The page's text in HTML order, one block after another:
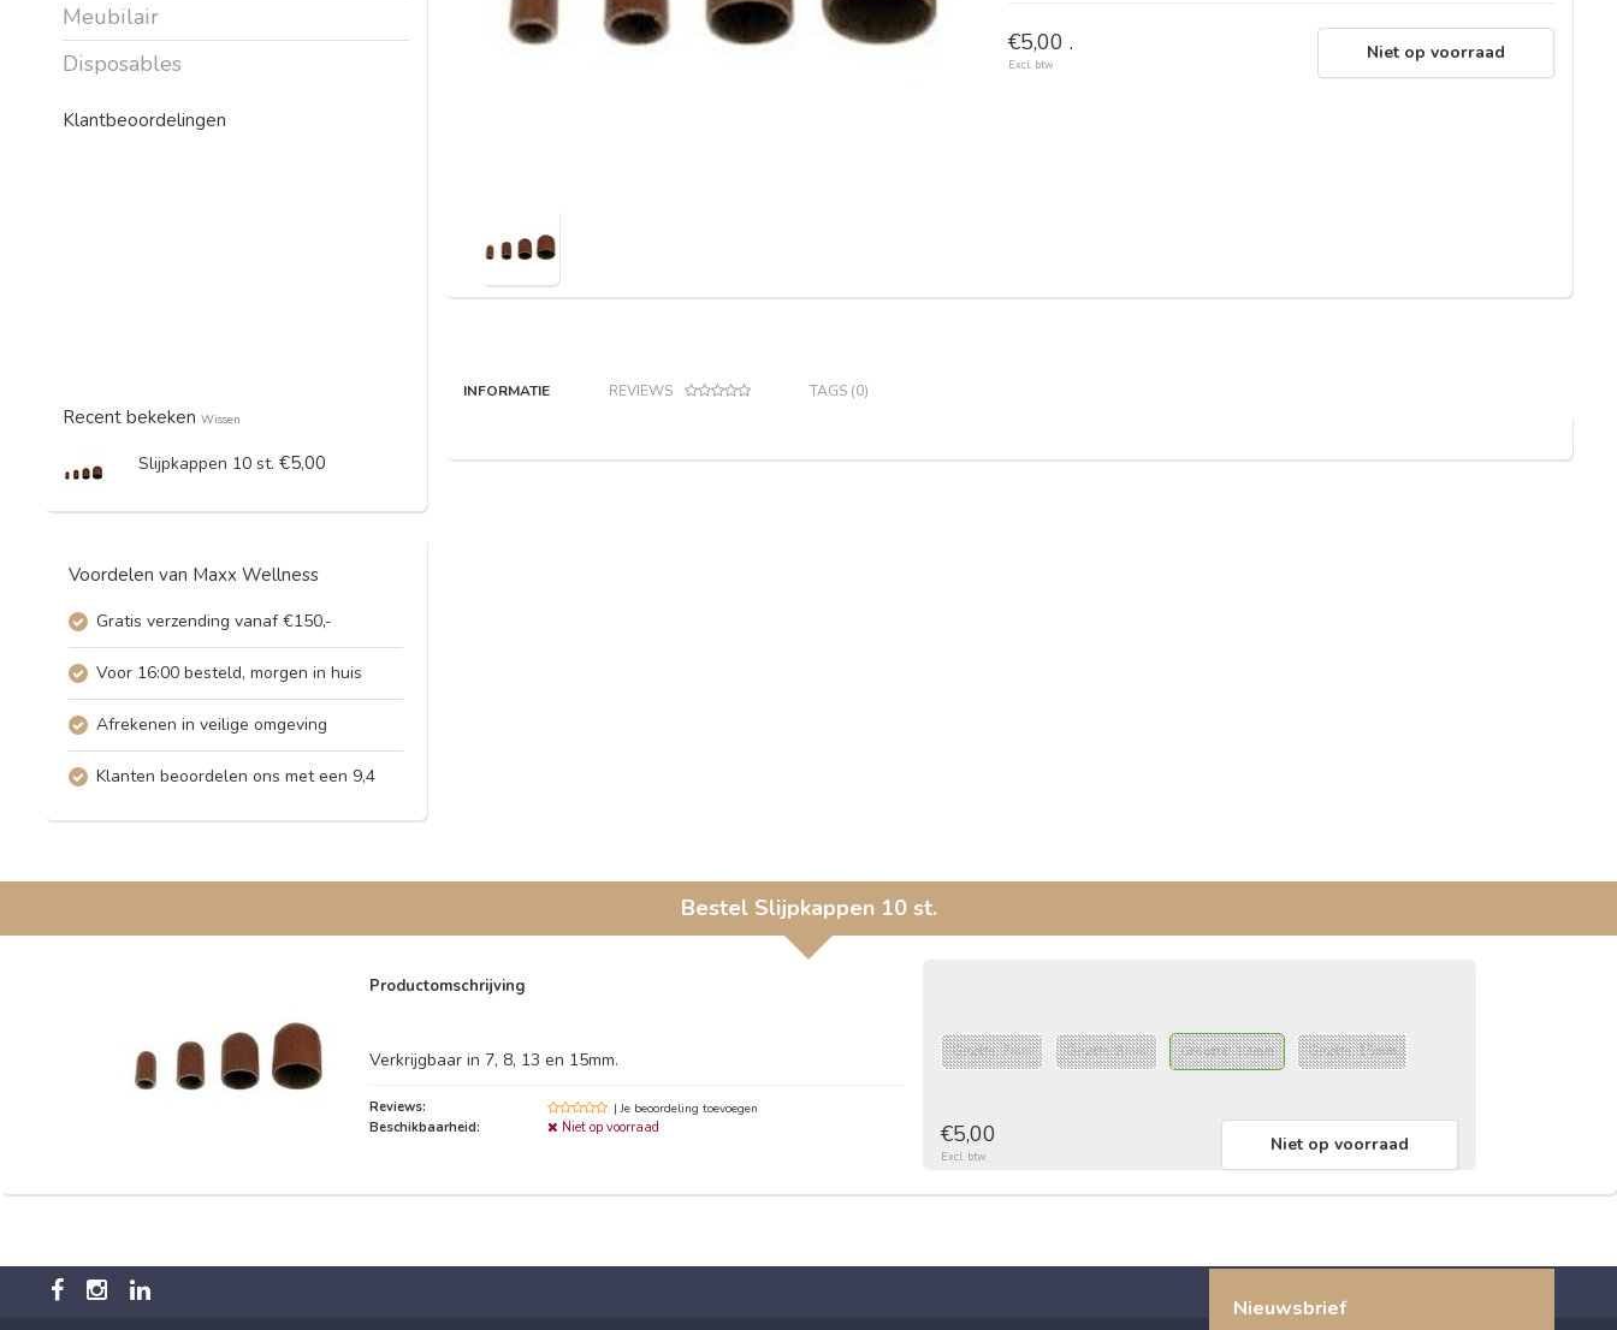
Meubilair
Disposables
Klantbeoordelingen
Recent bekeken Wissen
Slijpkappen 10 st. €5,00
Voordelen van Maxx Wellness
Gratis verzending vanaf €150,-
Voor 16:00 besteld, morgen in huis
Afrekenen in veilige omgeving
Klanten beoordelen ons met een 9,4
€5,00 .
Excl. btw
Niet op voorraad
INFORMATIE REVIEWS TAGS (0)
Bestel Slijpkappen 10 st.
Productomschrijving
Verkrijgbaar in 7, 8, 13 en 15mm.
Reviews: | Je beoordeling toevoegen
Beschikbaarheid: Niet op voorraad
Grootte: 7mm Grootte: 8mm Grootte: 13mm Grootte: 15mm
€5,00
Excl. btw
Niet op voorraad
Nieuwsbrief